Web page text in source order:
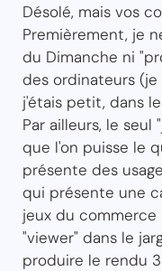
Désolé, mais vos
Premièrement, je
du Dimanche ni
des ordinateurs
j'étais petit, dans
Par ailleurs, le
que l'on puisse le
présente des
qui présente une
jeux du
"viewer" dans le
produire le rendu